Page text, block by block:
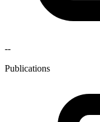
--
Publications